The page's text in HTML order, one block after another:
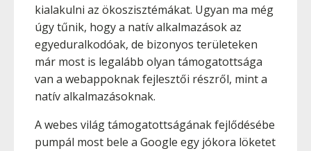
kialakulni az ökoszisztémákat. Ugyan ma még
úgy tűnik, hogy a natív alkalmazások az
egyeduralkodóak, de bizonyos területeken
már most is legalább olyan támogatottsága
van a webappoknak fejlesztői részről, mint a
natív alkalmazásoknak.
A webes világ támogatottságának fejlődésébe
pumpál most bele a Google egy jókora löketet